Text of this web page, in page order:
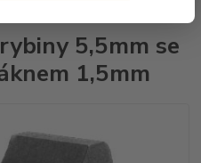
5,5mm se
1,5mm